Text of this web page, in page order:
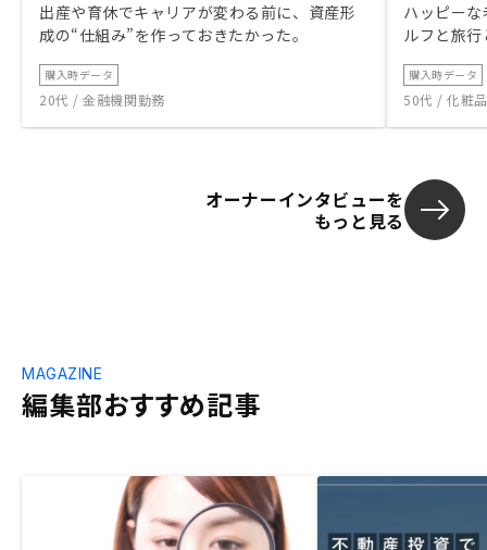
出産や育休でキャリアが変わる前に、資産形
成の“仕組み”を作っておきたかった。
購入時データ
20代 / 金融機関勤務
ハッピー
ルフと旅
購入時データ
50代 / 化粧
オーナーインタビューを
もっと見る
編集部おすすめ記事
MAGAZINE